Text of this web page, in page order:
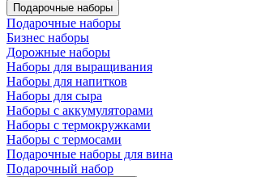
Подарочные наборы
Подарочные наборы
Бизнес наборы
Дорожные наборы
Наборы для выращивания
Наборы для напитков
Наборы для сыра
Наборы с аккумуляторами
Наборы с термокружками
Наборы с термосами
Подарочные наборы для вина
Подарочный набор